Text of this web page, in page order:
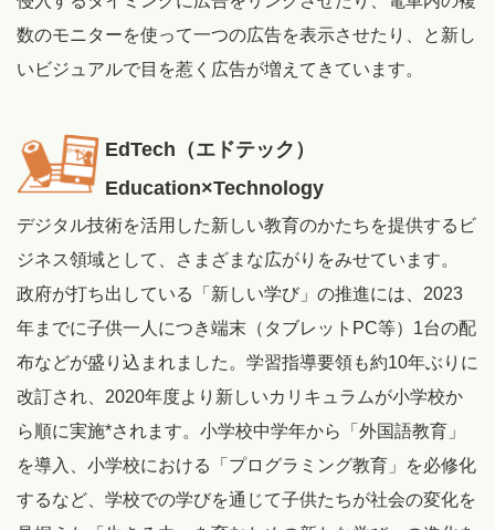
数のモニターを使って一つの広告を表示させたり、と新し
いビジュアルで目を惹く広告が増えてきています。
EdTech（エドテック）
Education×Technology
デジタル技術を活用した新しい教育のかたちを提供するビ
ジネス領域として、さまざまな広がりをみせています。
政府が打ち出している「新しい学び」の推進には、2023
年までに子供一人につき端末（タブレットPC等）1台の配
布などが盛り込まれました。学習指導要領も約10年ぶりに
改訂され、2020年度より新しいカリキュラムが小学校か
ら順に実施*されます。小学校中学年から「外国語教育」
を導入、小学校における「プログラミング教育」を必修化
するなど、学校での学びを通じて子供たちが社会の変化を